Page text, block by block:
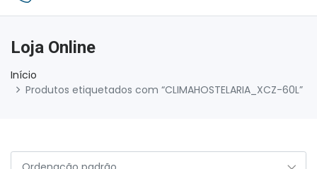
Loja Online
Início
Produtos etiquetados com “CLIMAHOSTELARIA_XCZ-60L”